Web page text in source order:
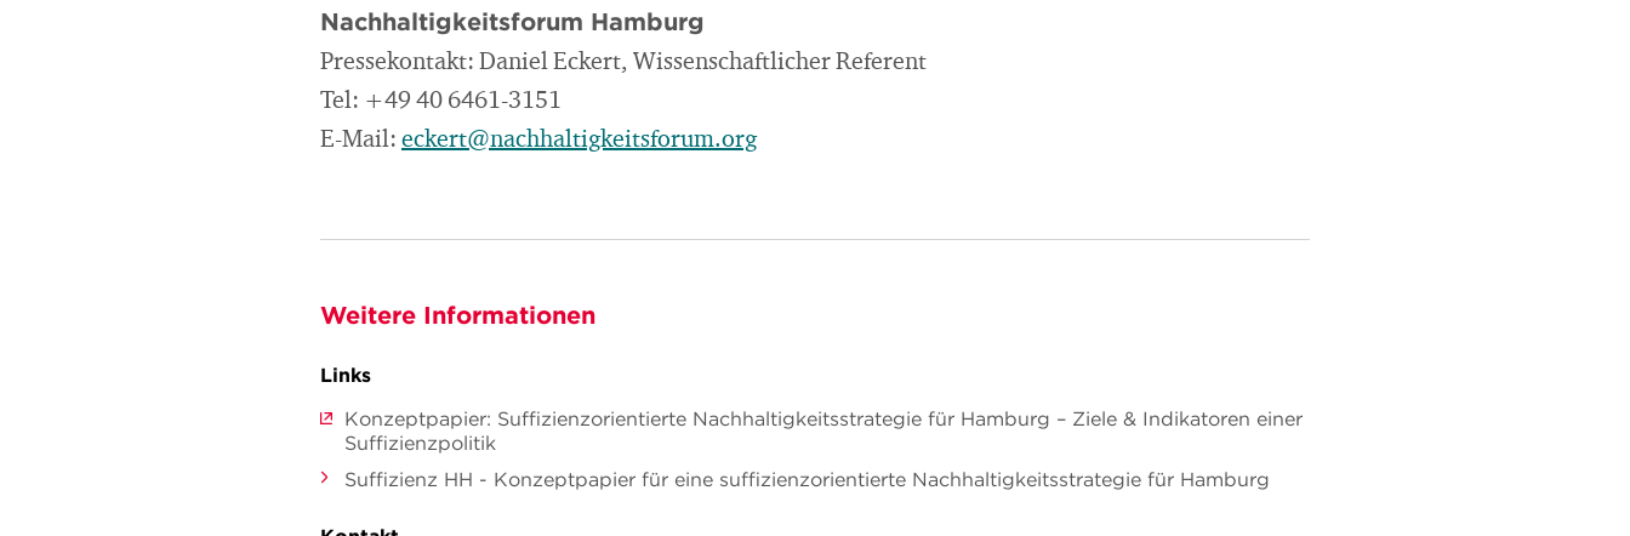
Nachhaltigkeitsforum Hamburg
Pressekontakt: Daniel Eckert, Wissenschaftlicher Referent
Tel: +49 40 6461-3151
E-Mail: eckert@nachhaltigkeitsforum.org
Weitere Informationen
Links
Konzeptpapier: Suffizienzorientierte Nachhaltigkeitsstrategie für Hamburg – Ziele & Indikatoren einer
Suffizienzpolitik
Suffizienz HH - Konzeptpapier für eine suffizienzorientierte Nachhaltigkeitsstrategie für Hamburg